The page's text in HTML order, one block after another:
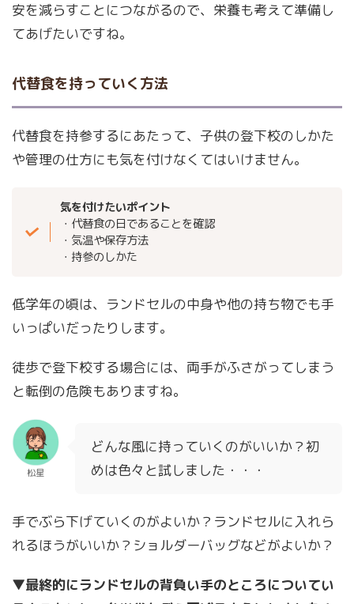
安を減らすことにつながるので、栄養も考えて準備し
てあげたいですね。
代替食を持っていく方法
代替食を持参するにあたって、子供の登下校のしかた
や管理の仕方にも気を付けなくてはいけません。
気を付けたいポイント
・代替食の日であることを確認
・気温や保存方法
・持参のしかた
低学年の頃は、ランドセルの中身や他の持ち物でも手
いっぱいだったりします。
徒歩で登下校する場合には、両手がふさがってしまう
と転倒の危険もありますね。
松星
どんな風に持っていくのがいいか？初
めは色々と試しました・・・
手でぶら下げていくのがよいか？ランドセルに入れら
れるほうがいいか？ショルダーバッグなどがよいか？
▼最終的にランドセルの背負い手のところについてい